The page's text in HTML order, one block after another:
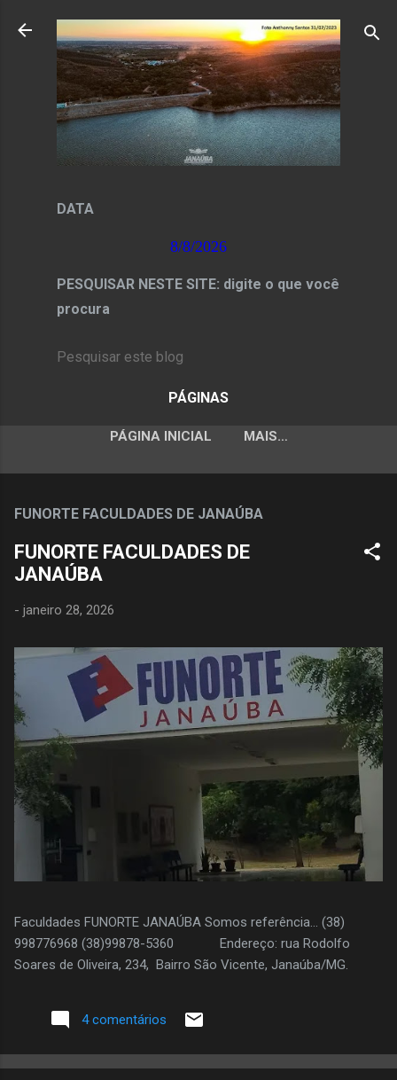
Pular para o conteúdo principal
DATA
8/8/2026
PESQUISAR NESTE SITE: digite o que você
procura
PÁGINAS
PÁGINA INICIAL MAIS…
FUNORTE FACULDADES DE JANAÚBA
FUNORTE FACULDADES DE
JANAÚBA
- janeiro 28, 2026
Faculdades FUNORTE JANAÚBA Somos referência... (38)
998776968 (38)99878-5360 Endereço: rua Rodolfo
Soares de Oliveira, 234, Bairro São Vicente, Janaúba/MG.
4 comentários